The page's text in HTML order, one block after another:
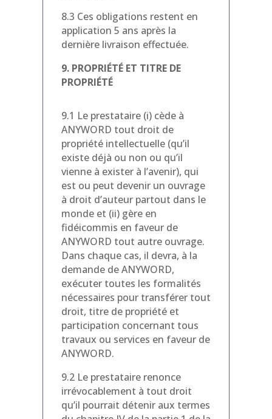
8.3 Ces obligations restent en
application 5 ans après la
dernière livraison effectuée.
9. PROPRIÉTÉ ET TITRE DE
PROPRIÉTÉ
9.1 Le prestataire (i) cède à
ANYWORD tout droit de
propriété intellectuelle (qu’il
existe déjà ou non ou qu’il
vienne à exister à l’avenir), qui
est ou peut devenir un ouvrage
à droit d’auteur partout dans le
monde et (ii) gère en
fidéicommis en faveur de
ANYWORD tout autre ouvrage.
Dans chaque cas, il devra, à la
demande de ANYWORD,
exécuter toutes les formalités
nécessaires pour transférer tout
droit, titre de propriété et
participation concernant tous
travaux ou services en faveur de
ANYWORD.
9.2 Le prestataire renonce
irrévocablement à tout droit
qu’il pourrait détenir aux termes